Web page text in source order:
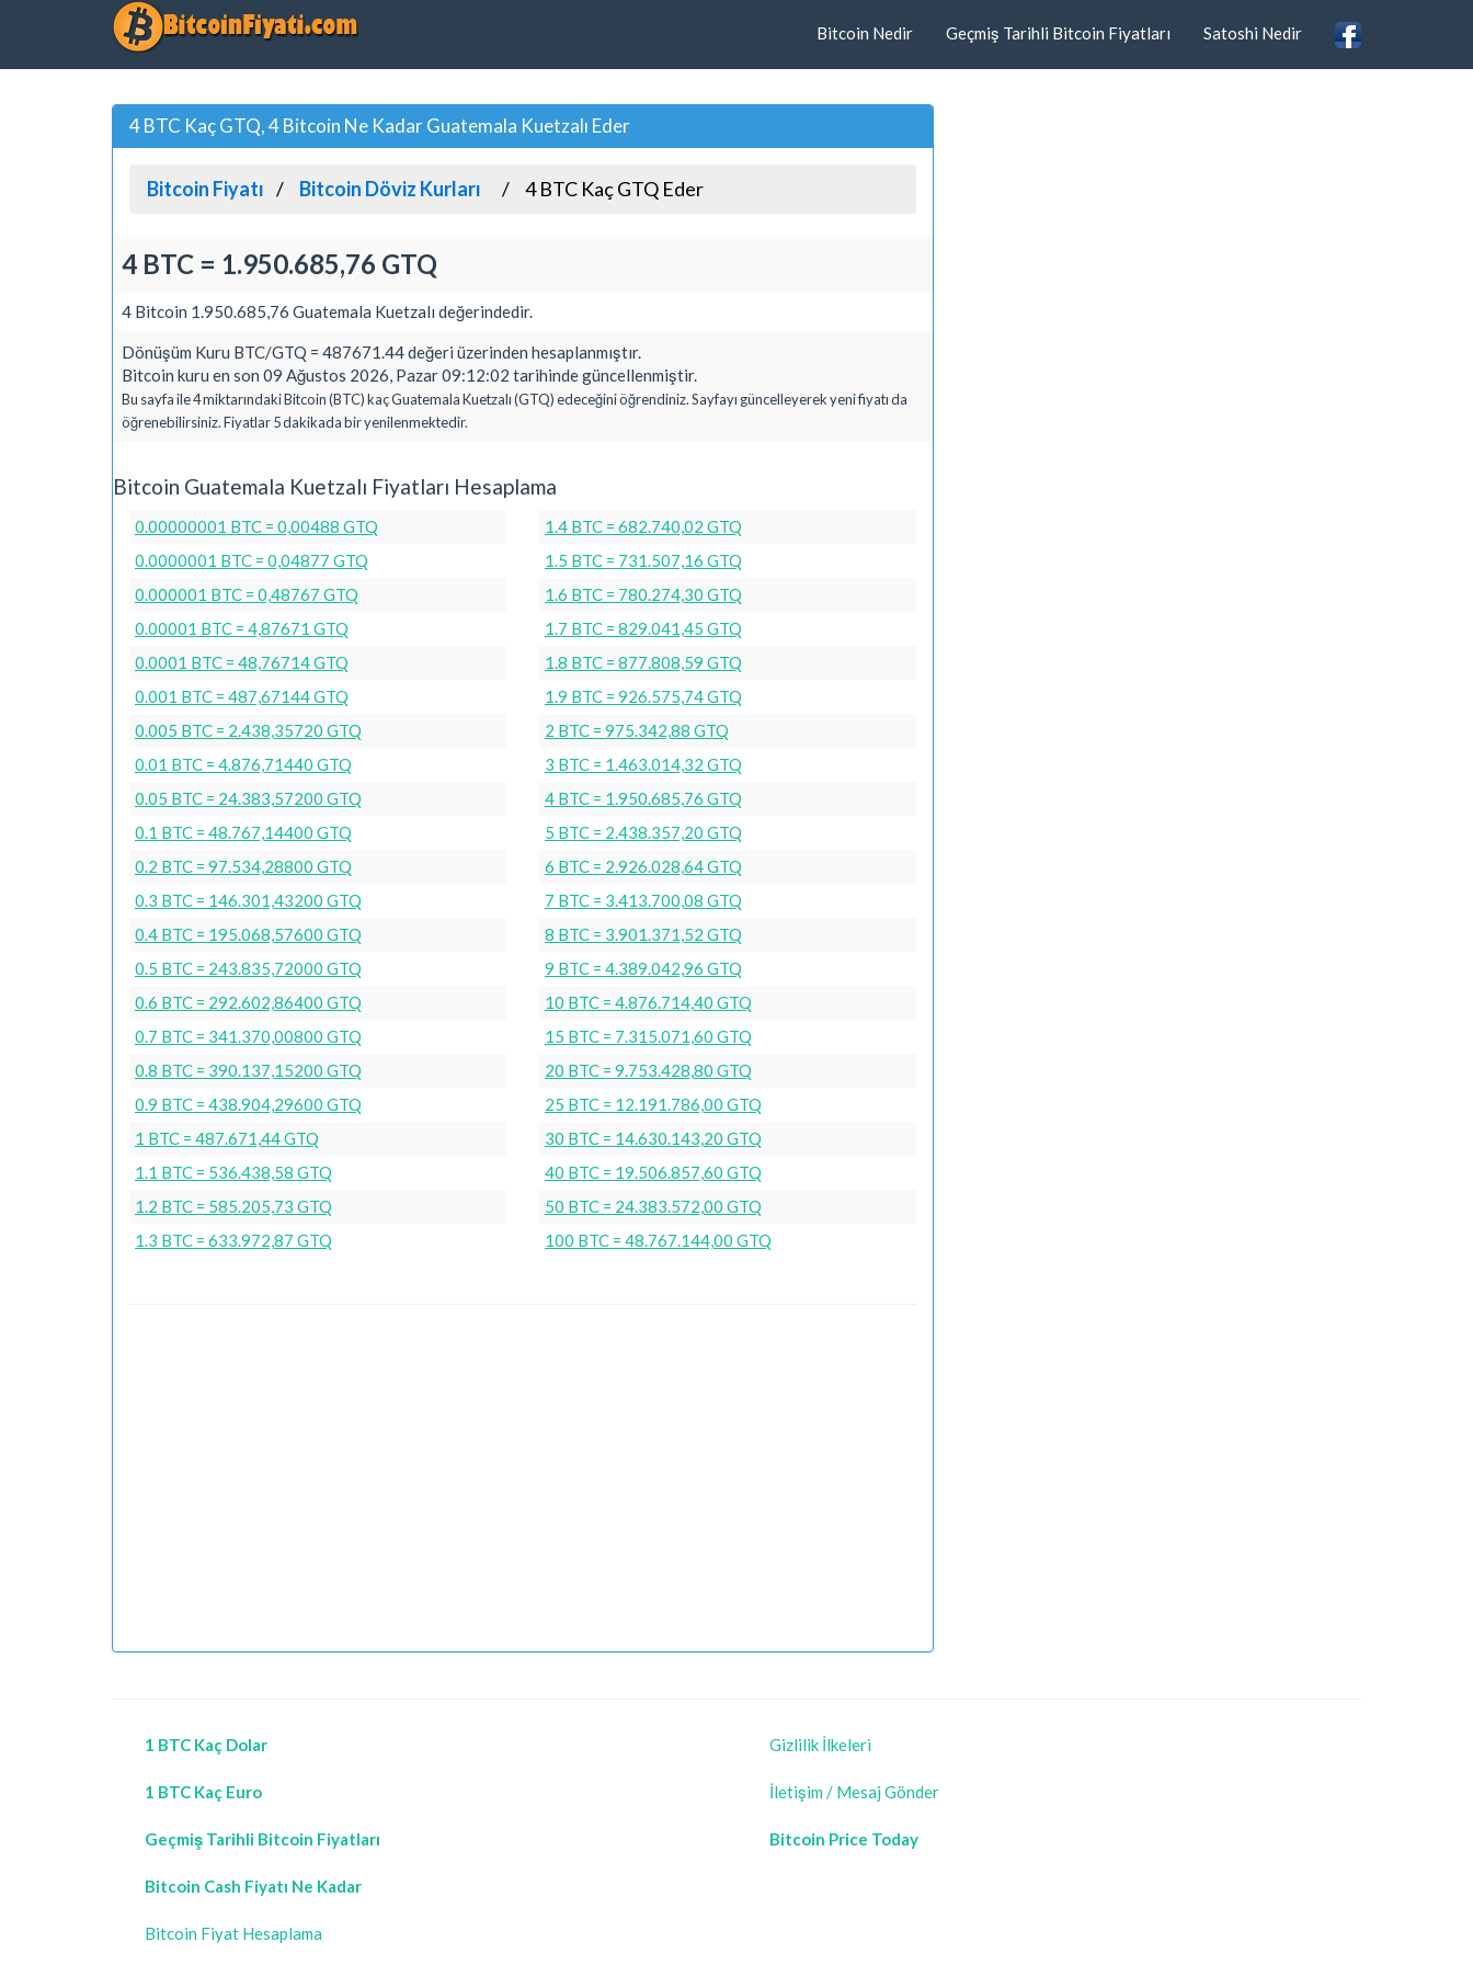
Bitcoin Nedir Geçmiş Tarihli Bitcoin Fiyatları Satoshi Nedir
4 BTC Kaç GTQ, 4 Bitcoin Ne Kadar Guatemala Kuetzalı Eder
Bitcoin Fiyatı Bitcoin Döviz Kurları 4 BTC Kaç GTQ Eder
4 BTC = 1.950.685,76 GTQ
4 Bitcoin 1.950.685,76 Guatemala Kuetzalı değerindedir.
Dönüşüm Kuru BTC/GTQ = 487671.44 değeri üzerinden hesaplanmıştır.
Bitcoin kuru en son 09 Ağustos 2026, Pazar 09:12:02 tarihinde güncellenmiştir.
Bu sayfa ile 4 miktarındaki Bitcoin (BTC) kaç Guatemala Kuetzalı (GTQ) edeceğini öğrendiniz. Sayfayı güncelleyerek yeni fiyatı da
öğrenebilirsiniz. Fiyatlar 5 dakikada bir yenilenmektedir.
Bitcoin Guatemala Kuetzalı Fiyatları Hesaplama
0.00000001 BTC = 0,00488 GTQ
0.0000001 BTC = 0,04877 GTQ
0.000001 BTC = 0,48767 GTQ
0.00001 BTC = 4,87671 GTQ
0.0001 BTC = 48,76714 GTQ
0.001 BTC = 487,67144 GTQ
0.005 BTC = 2.438,35720 GTQ
0.01 BTC = 4.876,71440 GTQ
0.05 BTC = 24.383,57200 GTQ
0.1 BTC = 48.767,14400 GTQ
0.2 BTC = 97.534,28800 GTQ
0.3 BTC = 146.301,43200 GTQ
0.4 BTC = 195.068,57600 GTQ
0.5 BTC = 243.835,72000 GTQ
0.6 BTC = 292.602,86400 GTQ
0.7 BTC = 341.370,00800 GTQ
0.8 BTC = 390.137,15200 GTQ
0.9 BTC = 438.904,29600 GTQ
1 BTC = 487.671,44 GTQ
1.1 BTC = 536.438,58 GTQ
1.2 BTC = 585.205,73 GTQ
1.3 BTC = 633.972,87 GTQ
1.4 BTC = 682.740,02 GTQ
1.5 BTC = 731.507,16 GTQ
1.6 BTC = 780.274,30 GTQ
1.7 BTC = 829.041,45 GTQ
1.8 BTC = 877.808,59 GTQ
1.9 BTC = 926.575,74 GTQ
2 BTC = 975.342,88 GTQ
3 BTC = 1.463.014,32 GTQ
4 BTC = 1.950.685,76 GTQ
5 BTC = 2.438.357,20 GTQ
6 BTC = 2.926.028,64 GTQ
7 BTC = 3.413.700,08 GTQ
8 BTC = 3.901.371,52 GTQ
9 BTC = 4.389.042,96 GTQ
10 BTC = 4.876.714,40 GTQ
15 BTC = 7.315.071,60 GTQ
20 BTC = 9.753.428,80 GTQ
25 BTC = 12.191.786,00 GTQ
30 BTC = 14.630.143,20 GTQ
40 BTC = 19.506.857,60 GTQ
50 BTC = 24.383.572,00 GTQ
100 BTC = 48.767.144,00 GTQ
1 BTC Kaç Dolar
1 BTC Kaç Euro
Geçmiş Tarihli Bitcoin Fiyatları
Bitcoin Cash Fiyatı Ne Kadar
Bitcoin Fiyat Hesaplama
Gizlilik İlkeleri
İletişim / Mesaj Gönder
Bitcoin Price Today